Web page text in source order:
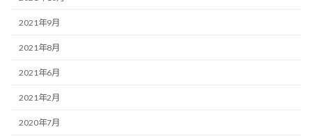
2021年9月
2021年8月
2021年6月
2021年2月
2020年7月